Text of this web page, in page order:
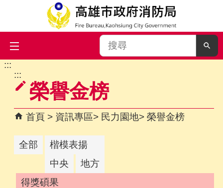
跳到主要內容區塊
搜
尋
:::
:::
榮譽金榜
首頁 資訊專區 民力園地 榮譽金榜
全部
楷模表揚
中央
地方
得獎碩果